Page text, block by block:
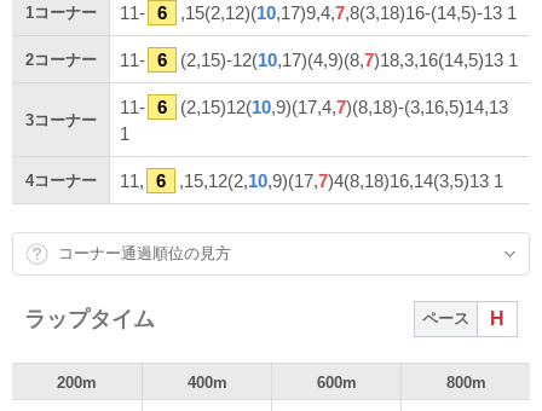
ネルファンロン。
1番人気に支持された4番エフフォーリアは前とは離れた
中団後方で、7番デアリングタクト、8番ステイフーリッシ
ュがこれを見る形で続く。後方は18番ポタジェ、3番メロデ
ィーレーン、5番アイアンバローズ、16番グロリアムンデ
ィ、14番キングオブコージ。最後方から13番アリーヴォが
最初の1000mは57秒6。非常に縦長の馬群で3コーナーに
入っていく。パンサラッサがまだ余力のある状態で逃げる
中、ディープボンドが早めの仕掛けで進出しようとし、こ
れに併せるようにタイトルホルダーも前との差を詰める。
この3頭が並ぶ形となって直線に向かった。
1コーナー 11- 6 ,15(2,12)(10,17)9,4,7,8(3,18)16-(14,5)-13 1
2コーナー 11- 6 (2,15)-12(10,17)(4,9)(8,7)18,3,16(14,5)13 1
3コーナー
11- 6 (2,15)12(10,9)(17,4,7)(8,18)-(3,16,5)14,13
1
4コーナー 11, 6 ,15,12(2,10,9)(17,7)4(8,18)16,14(3,5)13 1
コーナー通過順位の見方
ラップタイム ペース H
200m 400m 600m 800m